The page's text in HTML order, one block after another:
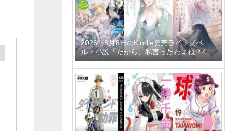
2026年8月8日のKindle発売ライトノベ
ル・小説「だから、私言ったわよね？4 ～
没落令嬢の案外楽しい領地改革～」「学園
一かわいい後輩の命の恩人になったら、通
い妻になって関係を迫ってくる。 2巻」
「隣の席の聖女様は俺にこっそりスカート
の中を教えてくれる」など